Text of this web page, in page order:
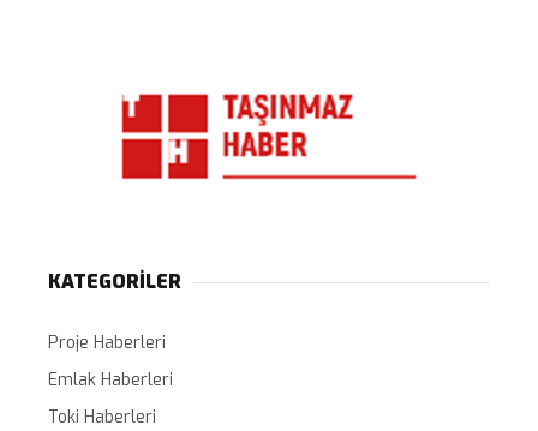
KATEGORİLER
Proje Haberleri
Emlak Haberleri
Toki Haberleri